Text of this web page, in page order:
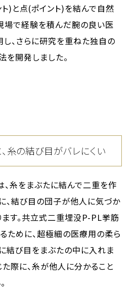
)と点(ポイント)を結んで自然
場で経験を積んだ腕の良い医
、さらに研究を重ねた独自の
を開発しました。
糸の結び目がバレにくい
糸をまぶたに結んで二重を作
、結び目の団子が他人に気づか
す。共立式二重埋没P-PL挙筋
ために、超極細の医療用の柔ら
結び目をまぶたの中に入れま
た際に、糸が他人に分かること